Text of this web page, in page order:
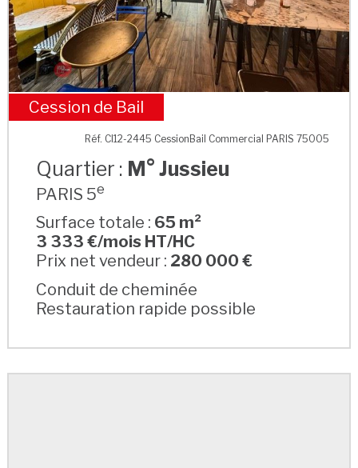
M° Jussieu
Cession de Bail
Réf. CI12-2445 CessionBail Commercial PARIS 75005
Quartier : M° Jussieu
PARIS 5e
Surface totale : 65 m²
3 333 €/mois HT/HC
Prix net vendeur : 280 000 €
Conduit de cheminée
Restauration rapide possible